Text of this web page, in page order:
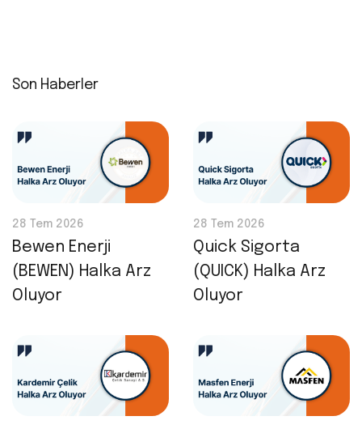
Son Haberler
28 Tem 2026
Bewen Enerji
(BEWEN) Halka Arz
Oluyor
28 Tem 2026
Quick Sigorta
(QUICK) Halka Arz
Oluyor